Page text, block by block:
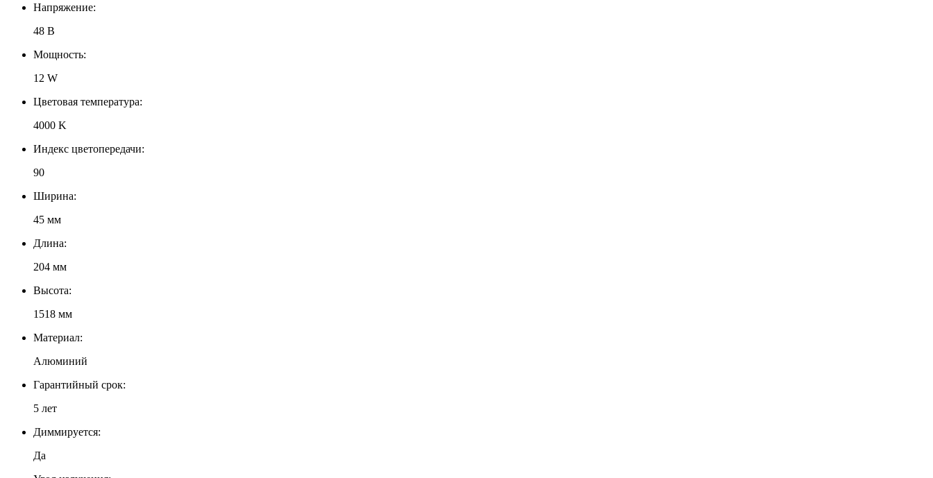
Напряжение:
48 В
Мощность:
12 W
Цветовая температура:
4000 K
Индекс цветопередачи:
90
Ширина:
45 мм
Длина:
204 мм
Высота:
1518 мм
Материал:
Алюминий
Гарантийный срок:
5 лет
Диммируется:
Да